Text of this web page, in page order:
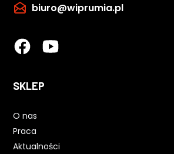
biuro@wiprumia.pl
SKLEP
O nas
Praca
Aktualności